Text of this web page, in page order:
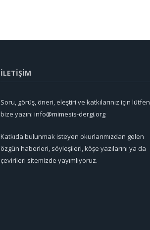
İLETİŞİM
Soru, görüş, öneri, eleştiri ve katkılarınız için lütfen
bize yazın: info@mimesis-dergi.org
Katkıda bulunmak isteyen okurlarımızdan gelen
özgün haberleri, söyleşileri, köşe yazılarını ya da
çevirileri sitemizde yayımlıyoruz.